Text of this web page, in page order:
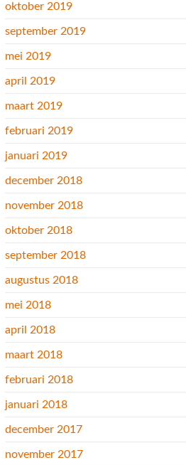
oktober 2019
september 2019
mei 2019
april 2019
maart 2019
februari 2019
januari 2019
december 2018
november 2018
oktober 2018
september 2018
augustus 2018
mei 2018
april 2018
maart 2018
februari 2018
januari 2018
december 2017
november 2017